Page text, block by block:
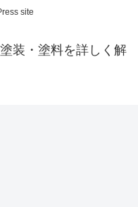
site
装・塗料を詳しく解